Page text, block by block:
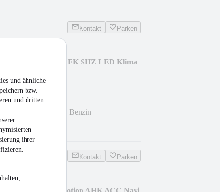
und ähnliche
bzw.
und dritten
ihrer
Kontakt Parken
1.5 TSI Life Navi RFK SHZ LED Klima
Benzin
Kontakt Parken